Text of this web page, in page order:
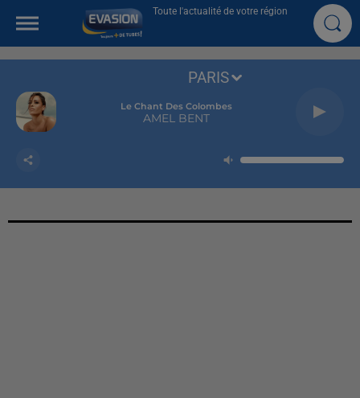
Toute l'actualité de votre région
Le Chant Des Colombes
AMEL BENT
PARIS